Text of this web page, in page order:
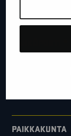
PAIKKAKUNTA